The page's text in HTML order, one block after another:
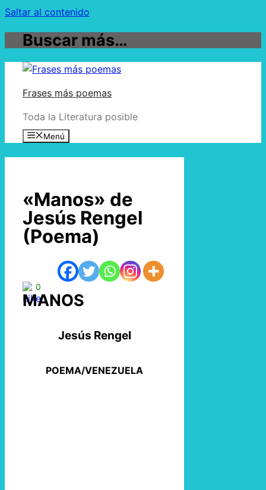
Saltar al contenido
Buscar más…
Frases más poemas
Toda la Literatura posible
Menú
«Manos» de
Jesús Rengel
(Poema)
0
MANOS
Jesús Rengel
POEMA/VENEZUELA